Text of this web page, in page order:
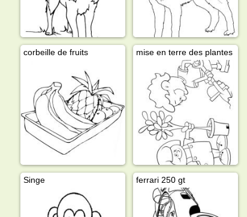
corbeille de fruits mise en terre des plantes
Singe ferrari 250 gt